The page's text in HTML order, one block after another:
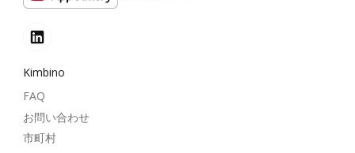
Kimbino
FAQ
お問い合わせ
市町村